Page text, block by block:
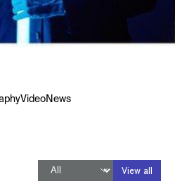
VideoNews
View all